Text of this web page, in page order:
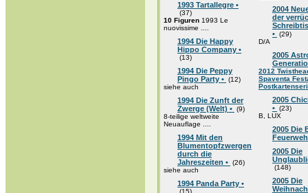
1993 Tartallegre •
(37)
10 Figuren 1993 Le
nuovissime ....
1994 Die Happy
Hippo Company •
(13)
1994 Die Peppy
Pingo Party • (12)
siehe auch
1994 Die Zunft der
Zwerge (Welt) • (9)
8-teilige weltweite
Neuauflage ....
1994 Mit den
Blumentopfzwergen
durch die
Jahreszeiten • (26)
siehe auch
1994 Panda Party •
(15)
2004
der
• (29)
D/A
2005
2012
Spaventa
2005
• (23)
B, LUX
2005 Die
2005 Die
(148)
2005 Die